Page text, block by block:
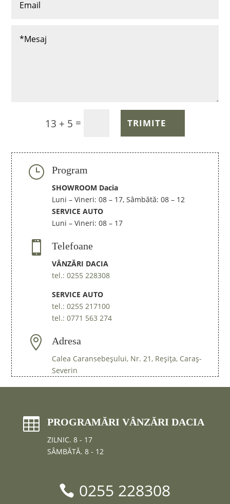
13 + 5 = TRIMITE
} Program
SHOWROOM Dacia
Luni – Vineri: 08 – 17, Sâmbătă: 08 – 12
SERVICE AUTO
Luni – Vineri: 08 – 17
 Telefoane
VÂNZĂRI DACIA
tel.: 0255 228308
SERVICE AUTO
tel.: 0255 217100
tel.: 0771 563 274
 Adresa
Calea Caransebeşului, Nr. 21, Reșița, Caraș-
Severin
 PROGRAMĂRI VÂNZĂRI DACIA
ZILNIC. 8 - 17
SÂMBĂTĂ. 8 - 12
0255 228308